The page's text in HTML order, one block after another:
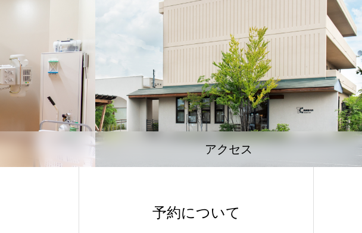
アクセス
予約について